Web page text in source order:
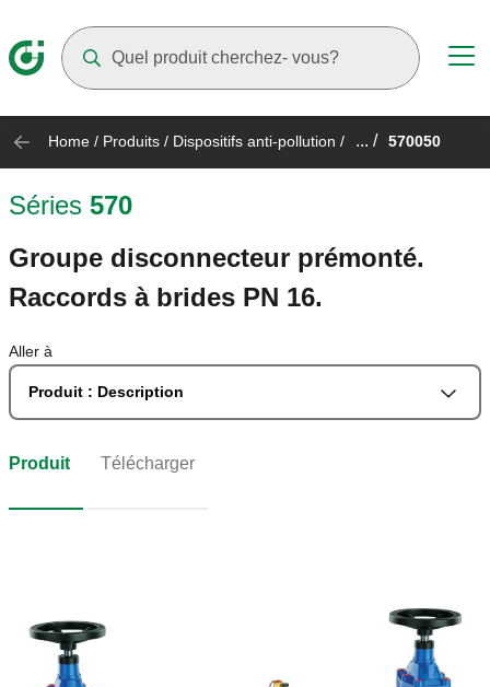
Home / Produits / Dispositifs anti-pollution / ... / 570050
Séries 570
Groupe disconnecteur prémonté.
Raccords à brides PN 16.
Aller à
Produit : Description
Produit Télécharger